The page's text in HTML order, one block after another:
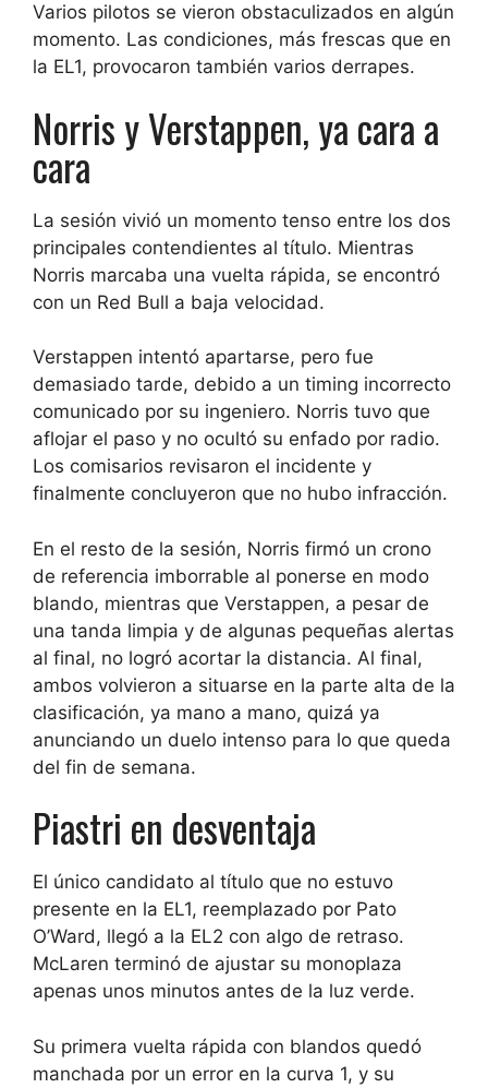
Varios pilotos se vieron obstaculizados en algún
momento. Las condiciones, más frescas que en
la EL1, provocaron también varios derrapes.
Norris y Verstappen, ya cara a
cara
La sesión vivió un momento tenso entre los dos
principales contendientes al título. Mientras
Norris marcaba una vuelta rápida, se encontró
con un Red Bull a baja velocidad.
Verstappen intentó apartarse, pero fue
demasiado tarde, debido a un timing incorrecto
comunicado por su ingeniero. Norris tuvo que
aflojar el paso y no ocultó su enfado por radio.
Los comisarios revisaron el incidente y
finalmente concluyeron que no hubo infracción.
En el resto de la sesión, Norris firmó un crono
de referencia imborrable al ponerse en modo
blando, mientras que Verstappen, a pesar de
una tanda limpia y de algunas pequeñas alertas
al final, no logró acortar la distancia. Al final,
ambos volvieron a situarse en la parte alta de la
clasificación, ya mano a mano, quizá ya
anunciando un duelo intenso para lo que queda
del fin de semana.
Piastri en desventaja
El único candidato al título que no estuvo
presente en la EL1, reemplazado por Pato
O’Ward, llegó a la EL2 con algo de retraso.
McLaren terminó de ajustar su monoplaza
apenas unos minutos antes de la luz verde.
Su primera vuelta rápida con blandos quedó
manchada por un error en la curva 1, y su